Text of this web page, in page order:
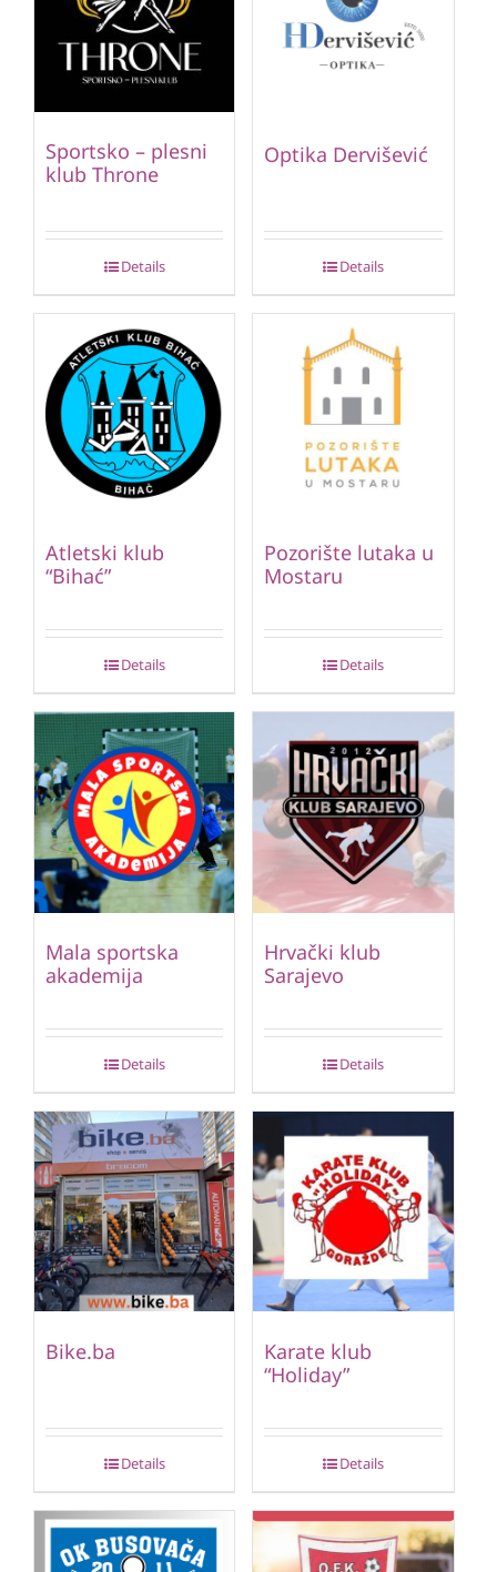
Sportsko – plesni
klub Throne
Details
Optika Dervišević
Details
Atletski klub
“Bihać”
Details
Pozorište lutaka u
Mostaru
Details
Mala sportska
akademija
Details
Hrvački klub
Sarajevo
Details
Bike.ba
Details
Karate klub
“Holiday”
Details